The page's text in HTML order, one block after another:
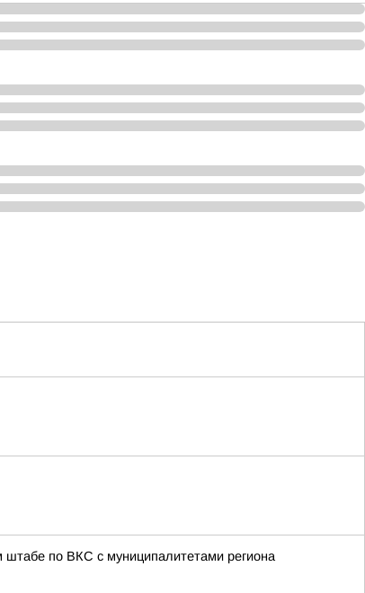
штабе по ВКС с муниципалитетами региона